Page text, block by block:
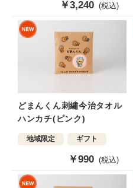
販
売
格
￥3,240 (税込)
どまんくん刺繡今治タオル
ハンカチ(ピンク)
地域限定 ギフト
販
売
￥990 (税込)